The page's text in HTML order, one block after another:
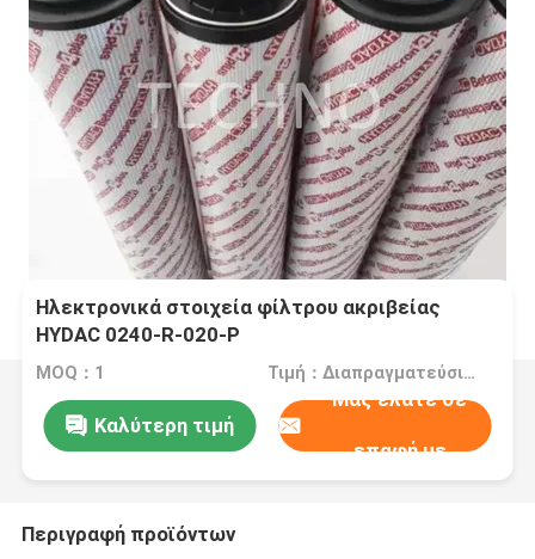
Ηλεκτρονικά στοιχεία φίλτρου ακριβείας
HYDAC 0240-R-020-P
MOQ：1 Τιμή：Διαπραγματεύσιμα
Καλύτερη τιμή
Μας ελάτε σε
επαφή με
Περιγραφή προϊόντων